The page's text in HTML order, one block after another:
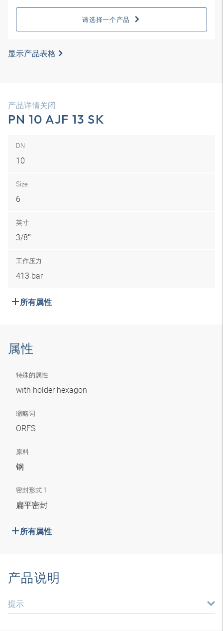
请选择一个产品
显示产品表格
产品详情关闭
PN 10 AJF 13 SK
DN
10
Size
6
英寸
3/8″
工作压力
413 bar
所有属性
属性
特殊的属性
with holder hexagon
缩略词
ORFS
原料
钢
密封形式 1
扁平密封
所有属性
产品说明
提示